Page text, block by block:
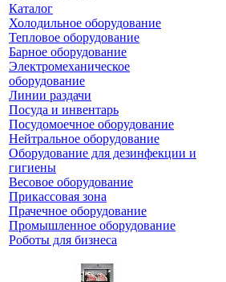
Каталог
Холодильное оборудование
Тепловое оборудование
Барное оборудование
Электромеханическое
оборудование
Линии раздачи
Посуда и инвентарь
Посудомоечное оборудование
Нейтральное оборудование
Оборудование для дезинфекции и
гигиены
Весовое оборудование
Прикассовая зона
Прачечное оборудование
Промышленное оборудование
Роботы для бизнеса